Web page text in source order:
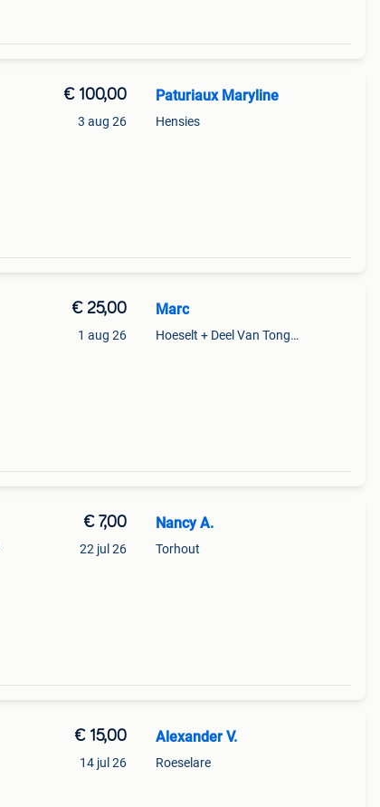
€ 100,00
3 aug 26
Paturiaux Maryline
Hensies
€ 25,00
1 aug 26
Marc
Hoeselt + Deel Van Tongeren
€ 7,00
22 jul 26
Nancy A.
Torhout
€ 15,00
14 jul 26
Alexander V.
Roeselare